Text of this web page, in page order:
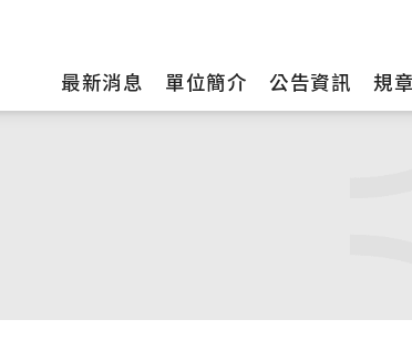
最新消息 單位簡介 公告資訊 規